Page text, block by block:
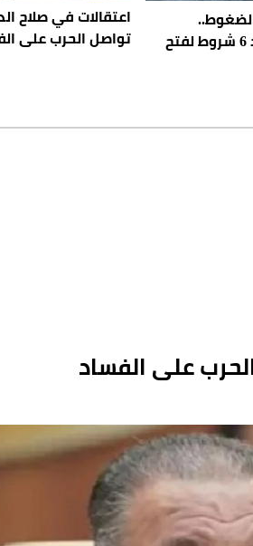
وطهران تُصعّد وتحدّد 6 شروط لفتح
اعتقالات في صلاح
تواصل الحرب على
على الفساد